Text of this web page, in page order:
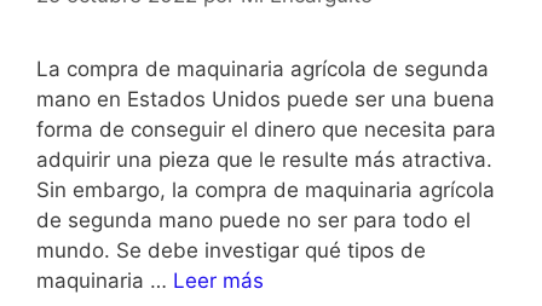
La compra de maquinaria agrícola de segunda
mano en Estados Unidos puede ser una buena
forma de conseguir el dinero que necesita para
adquirir una pieza que le resulte más atractiva.
Sin embargo, la compra de maquinaria agrícola
de segunda mano puede no ser para todo el
mundo. Se debe investigar qué tipos de
maquinaria … Leer más